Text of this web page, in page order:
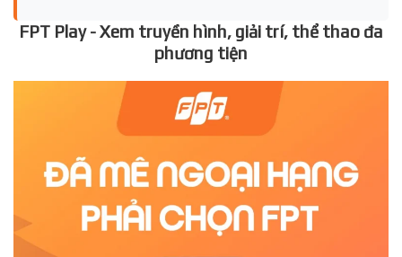
FPT Play - Xem truyền hình, giải trí, thể thao đa
phương tiện